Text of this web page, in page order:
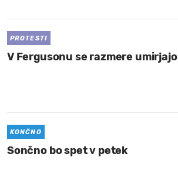
PROTESTI
V Fergusonu se razmere umirjajo
KONČNO
Sončno bo spet v petek